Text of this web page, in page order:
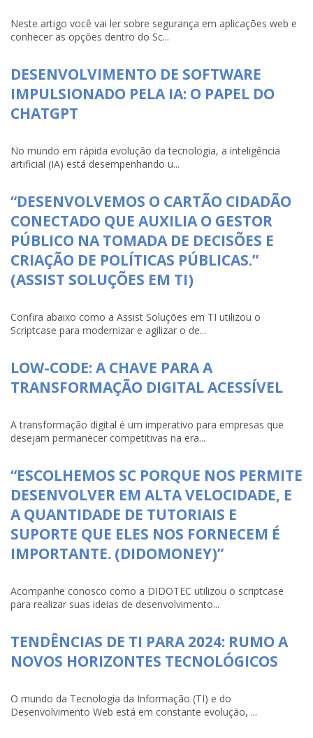
Neste artigo você vai ler sobre segurança em aplicações web e
conhecer as opções dentro do Sc...
DESENVOLVIMENTO DE SOFTWARE
IMPULSIONADO PELA IA: O PAPEL DO
CHATGPT
No mundo em rápida evolução da tecnologia, a inteligência
artificial (IA) está desempenhando u...
“DESENVOLVEMOS O CARTÃO CIDADÃO
CONECTADO QUE AUXILIA O GESTOR
PÚBLICO NA TOMADA DE DECISÕES E
CRIAÇÃO DE POLÍTICAS PÚBLICAS.”
(ASSIST SOLUÇÕES EM TI)
Confira abaixo como a Assist Soluções em TI utilizou o
Scriptcase para modernizar e agilizar o de...
LOW-CODE: A CHAVE PARA A
TRANSFORMAÇÃO DIGITAL ACESSÍVEL
A transformação digital é um imperativo para empresas que
desejam permanecer competitivas na era...
“ESCOLHEMOS SC PORQUE NOS PERMITE
DESENVOLVER EM ALTA VELOCIDADE, E
A QUANTIDADE DE TUTORIAIS E
SUPORTE QUE ELES NOS FORNECEM É
IMPORTANTE. (DIDOMONEY)”
Acompanhe conosco como a DIDOTEC utilizou o scriptcase
para realizar suas ideias de desenvolvimento...
TENDÊNCIAS DE TI PARA 2024: RUMO A
NOVOS HORIZONTES TECNOLÓGICOS
O mundo da Tecnologia da Informação (TI) e do
Desenvolvimento Web está em constante evolução, ...